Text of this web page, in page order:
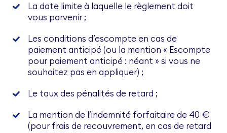
La date limite à laquelle le règlement doit
vous parvenir ;
Les conditions d’escompte en cas de
paiement anticipé (ou la mention « Escompte
pour paiement anticipé : néant » si vous ne
souhaitez pas en appliquer) ;
Le taux des pénalités de retard ;
La mention de l’indemnité forfaitaire de 40 €
(pour frais de recouvrement, en cas de retard